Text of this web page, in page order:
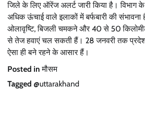
जिले के लिए ऑरेंज अलर्ट जारी किया है। विभाग
अधिक ऊंचाई वाले इलाकों में बर्फबारी की
ओलावृष्टि, बिजली चमकने और 40 से 50
से तेज हवाएं चल सकती हैं। 28 जनवरी तक
ऐसा ही बने रहने के आसार हैं।
Posted inमौसम
Tagged @uttarakhand